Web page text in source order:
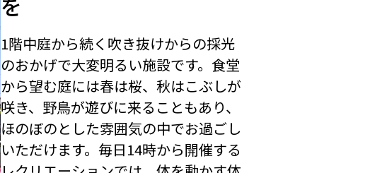
1階中庭から続く吹き抜けからの採光
のおかげで大変明るい施設です。食堂
から望む庭には春は桜、秋はこぶしが
咲き、野鳥が遊びに来ることもあり、
ほのぼのとした雰囲気の中でお過ごし
いただけます。毎日14時から開催する